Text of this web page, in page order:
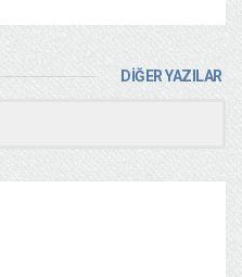
DİĞER YAZILAR